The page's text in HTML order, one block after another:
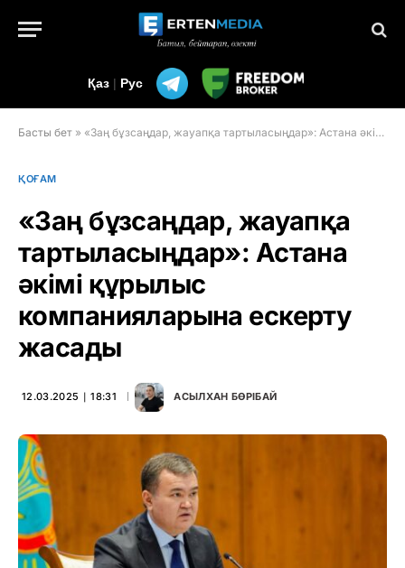
Қаз | Рус
Басты бет » «Заң бұзсаңдар, жауапқа тартыласыңдар»: Астана әкімі құрылыс компанияларына ескерту жасады
ҚОҒАМ
«Заң бұзсаңдар, жауапқа
тартыласыңдар»: Астана
әкімі құрылыс
компанияларына ескерту
жасады
12.03.2025 ∣ 18:31 АСЫЛХАН БӨРІБАЙ